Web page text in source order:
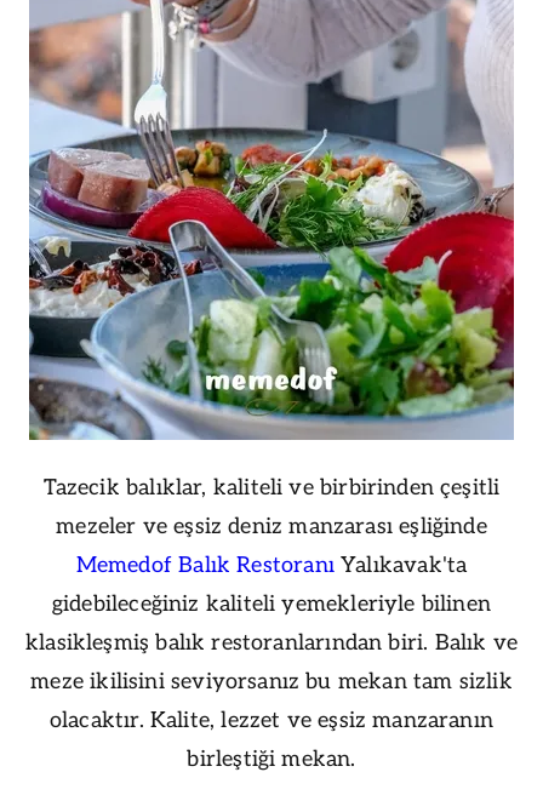
Tazecik balıklar, kaliteli ve birbirinden çeşitli
mezeler ve eşsiz deniz manzarası eşliğinde
Memedof Balık RestoranıYalıkavak'ta
gidebileceğiniz kaliteli yemekleriyle bilinen
klasikleşmiş balık restoranlarından biri. Balık ve
meze ikilisini seviyorsanız bu mekan tam sizlik
olacaktır. Kalite, lezzet ve eşsiz manzaranın
birleştiği mekan.